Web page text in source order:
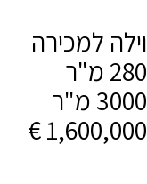
וילה למכירה